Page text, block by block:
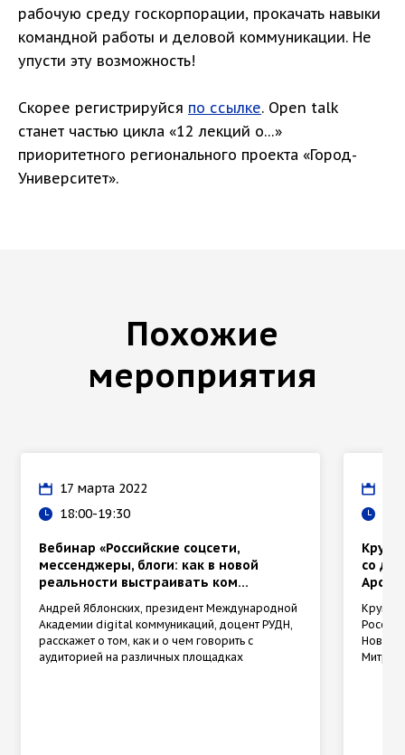
рабочую среду госкорпорации, прокачать навыки
командной работы и деловой коммуникации. Не
упусти эту возможность!
Скорее регистрируйся по ссылке. Оpen talk
станет частью цикла «12 лекций о…»
приоритетного регионального проекта «Город-
Университет».
Похожие
мероприятия
17 марта 2022
18:00-19:30
Вебинар «Российские соцсети,
мессенджеры, блоги: как в новой
реальности выстраивать ком...
Андрей Яблонских, президент Международной
Академии digital коммуникаций, доцент РУДН,
расскажет о том, как и о чем говорить с
аудиторией на различных площадках
со
России